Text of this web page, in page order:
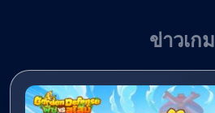
ข่าวเกม